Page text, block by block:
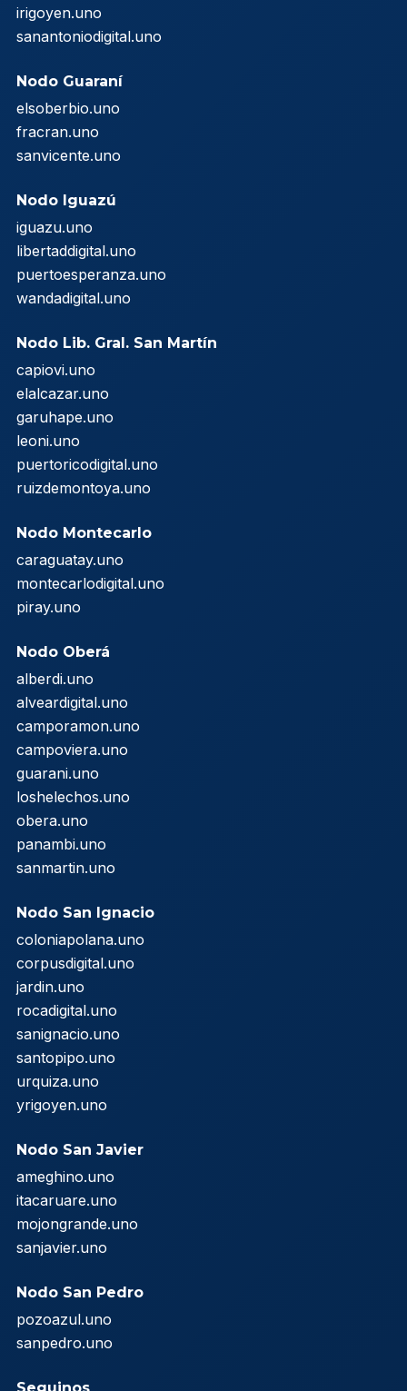
irigoyen.uno
sanantoniodigital.uno
Nodo Guaraní
elsoberbio.uno
fracran.uno
sanvicente.uno
Nodo Iguazú
iguazu.uno
libertaddigital.uno
puertoesperanza.uno
wandadigital.uno
Nodo Lib. Gral. San Martín
capiovi.uno
elalcazar.uno
garuhape.uno
leoni.uno
puertoricodigital.uno
ruizdemontoya.uno
Nodo Montecarlo
caraguatay.uno
montecarlodigital.uno
piray.uno
Nodo Oberá
alberdi.uno
alveardigital.uno
camporamon.uno
campoviera.uno
guarani.uno
loshelechos.uno
obera.uno
panambi.uno
sanmartin.uno
Nodo San Ignacio
coloniapolana.uno
corpusdigital.uno
jardin.uno
rocadigital.uno
sanignacio.uno
santopipo.uno
urquiza.uno
yrigoyen.uno
Nodo San Javier
ameghino.uno
itacaruare.uno
mojongrande.uno
sanjavier.uno
Nodo San Pedro
pozoazul.uno
sanpedro.uno